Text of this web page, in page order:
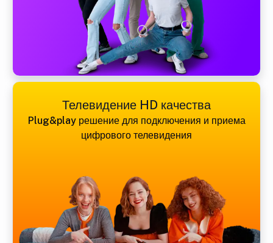
Телевидение HD качества
Plug&play решение для подключения и приема
цифрового телевидения